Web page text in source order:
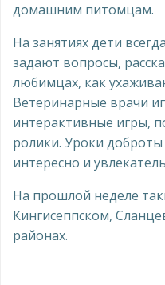
домашним питомцам.
На занятиях дети
задают вопросы,
любимцах, как
Ветеринарные врачи
интерактивные игры,
ролики. Уроки доброты
интересно и
На прошлой неделе
Кингисеппском,
районах.